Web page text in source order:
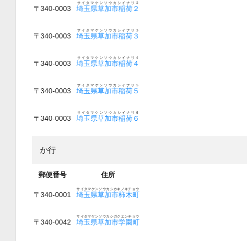
〒340-0003 埼玉県草加市稲荷２
サイタマケンソウカシイナリ２
〒340-0003 埼玉県草加市稲荷３
サイタマケンソウカシイナリ３
〒340-0003 埼玉県草加市稲荷４
サイタマケンソウカシイナリ４
〒340-0003 埼玉県草加市稲荷５
サイタマケンソウカシイナリ５
〒340-0003 埼玉県草加市稲荷６
サイタマケンソウカシイナリ６
か行
郵便番号 住所
〒340-0001 埼玉県草加市柿木町
サイタマケンソウカシカキノキチョウ
〒340-0042 埼玉県草加市学園町
サイタマケンソウカシガクエンチョウ